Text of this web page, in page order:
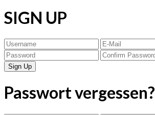
SIGN UP
Passwort vergessen?